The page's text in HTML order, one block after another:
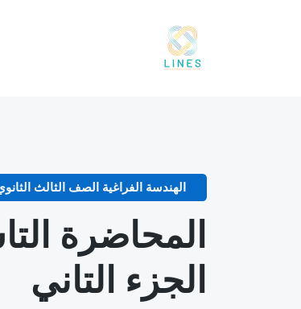
الهندسة الفراغية الصف الثالث
المحاضرة
الجزء التاني